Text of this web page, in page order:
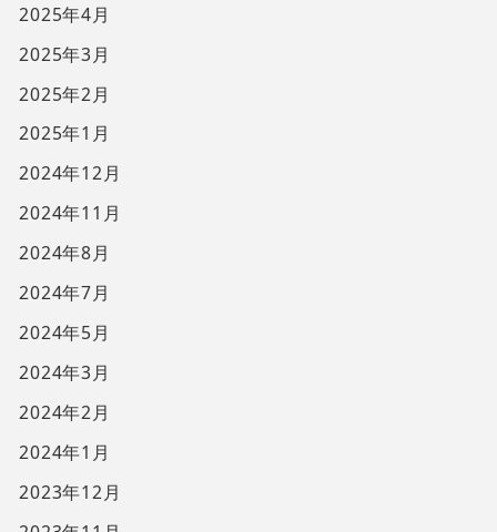
2025年4月
2025年3月
2025年2月
2025年1月
2024年12月
2024年11月
2024年8月
2024年7月
2024年5月
2024年3月
2024年2月
2024年1月
2023年12月